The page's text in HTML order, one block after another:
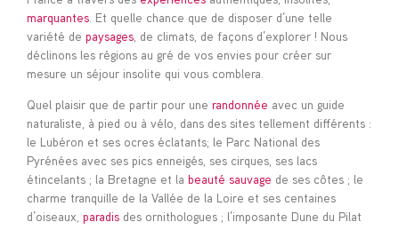
marquantes. Et quelle chance que de disposer d’une telle
variété de paysages, de climats, de façons d’explorer ! Nous
déclinons les régions au gré de vos envies pour créer sur
mesure un séjour insolite qui vous comblera.
Quel plaisir que de partir pour une randonnée avec un guide
naturaliste, à pied ou à vélo, dans des sites tellement différents :
le Lubéron et ses ocres éclatants; le Parc National des
Pyrénées avec ses pics enneigés, ses cirques, ses lacs
étincelants ; la Bretagne et la beauté sauvage de ses côtes ; le
charme tranquille de la Vallée de la Loire et ses centaines
d’oiseaux, paradis des ornithologues ; l’imposante Dune du Pilat